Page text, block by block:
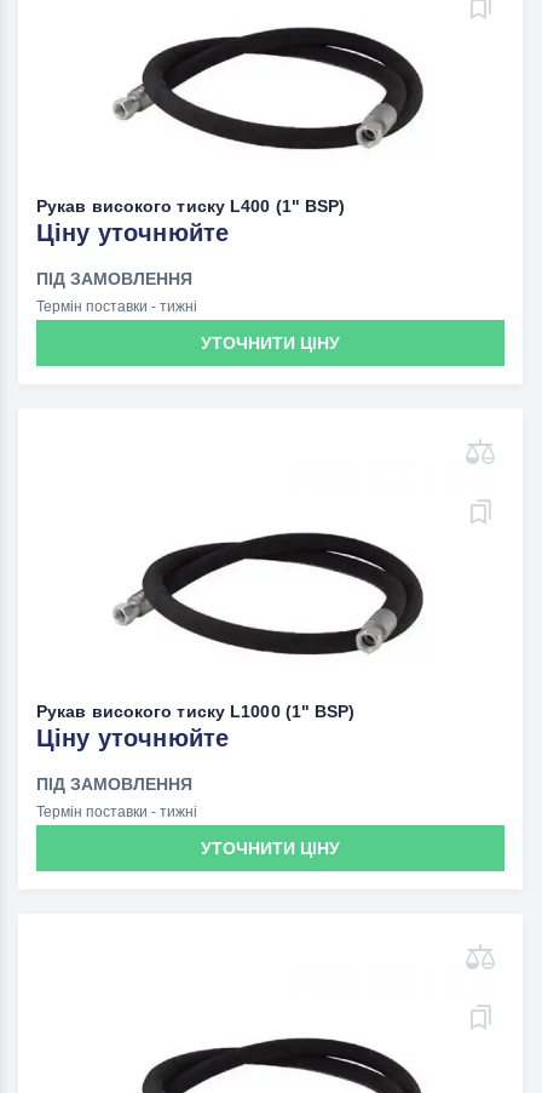
Рукав високого тиску L400 (1" BSP)
Ціну уточнюйте
ПІД ЗАМОВЛЕННЯ
Термін поставки - тижні
УТОЧНИТИ ЦІНУ
Рукав високого тиску L1000 (1" BSP)
Ціну уточнюйте
ПІД ЗАМОВЛЕННЯ
Термін поставки - тижні
УТОЧНИТИ ЦІНУ